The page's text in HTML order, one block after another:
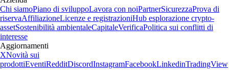
Chi siamoPiano di sviluppoLavora con noiPartnerSicurezzaProva di
riservaAffiliazioneLicenze e registrazioniHub esplorazione crypto-
assetSostenibilità ambientaleCapitaleVerificaPolitica sui conflitti di
interesse
Aggiornamenti
XNovità sui
prodottiEventiRedditDiscordInstagramFacebookLinkedinTradingView